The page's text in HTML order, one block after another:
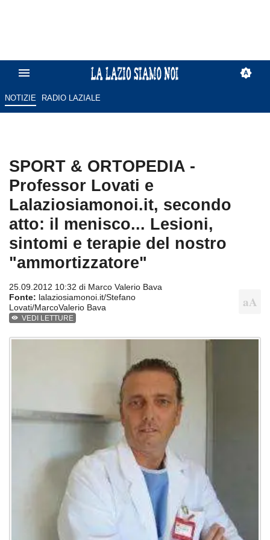
NOTIZIE RADIO LAZIALE
SPORT & ORTOPEDIA -
Professor Lovati e
Lalaziosiamonoi.it, secondo
atto: il menisco... Lesioni,
sintomi e terapie del nostro
"ammortizzatore"
25.09.2012 10:32 di Marco Valerio Bava
Fonte: lalaziosiamonoi.it/Stefano
Lovati/MarcoValerio Bava
VEDI LETTURE